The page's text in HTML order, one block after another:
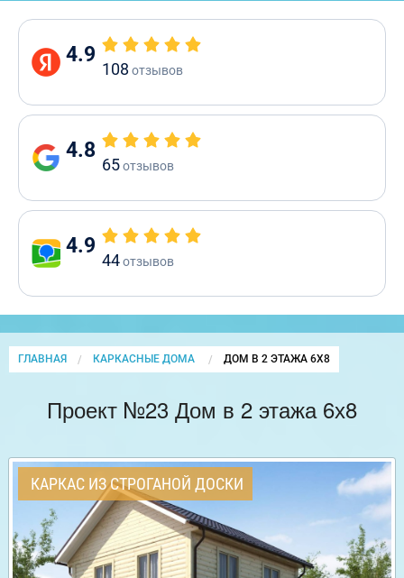
4.9
108 отзывов
4.8
65отзывов
4.9
44отзывов
ГЛАВНАЯ КАРКАСНЫЕ ДОМА CURRENT:
ДОМ В 2 ЭТАЖА 6Х8
Проект №23 Дом в 2 этажа 6х8
КАРКАС ИЗ СТРОГАНОЙ ДОСКИ